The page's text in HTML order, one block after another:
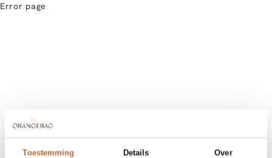
Toestemming Details Over
Error page